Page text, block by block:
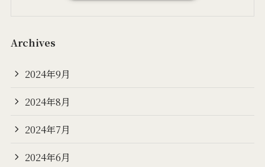
Archives
2024年9月
2024年8月
2024年7月
2024年6月